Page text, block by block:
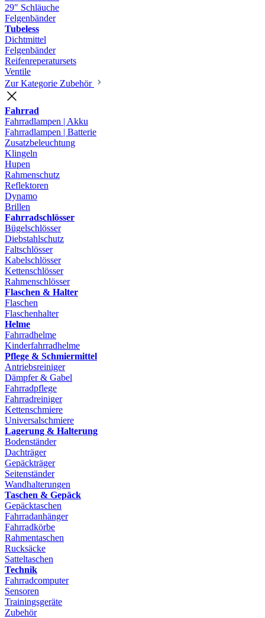
29" Schläuche
Felgenbänder
Tubeless
Dichtmittel
Felgenbänder
Reifenreperatursets
Ventile
Zur Kategorie Zubehör
Fahrrad
Fahrradlampen | Akku
Fahrradlampen | Batterie
Zusatzbeleuchtung
Klingeln
Hupen
Rahmenschutz
Reflektoren
Dynamo
Brillen
Fahrradschlösser
Bügelschlösser
Diebstahlschutz
Faltschlösser
Kabelschlösser
Kettenschlösser
Rahmenschlösser
Flaschen & Halter
Flaschen
Flaschenhalter
Helme
Fahrradhelme
Kinderfahrradhelme
Pflege & Schmiermittel
Antriebsreiniger
Dämpfer & Gabel
Fahrradpflege
Fahrradreiniger
Kettenschmiere
Universalschmiere
Lagerung & Halterung
Bodenständer
Dachträger
Gepäckträger
Seitenständer
Wandhalterungen
Taschen & Gepäck
Gepäcktaschen
Fahrradanhänger
Fahrradkörbe
Rahmentaschen
Rucksäcke
Satteltaschen
Technik
Fahrradcomputer
Sensoren
Trainingsgeräte
Zubehör